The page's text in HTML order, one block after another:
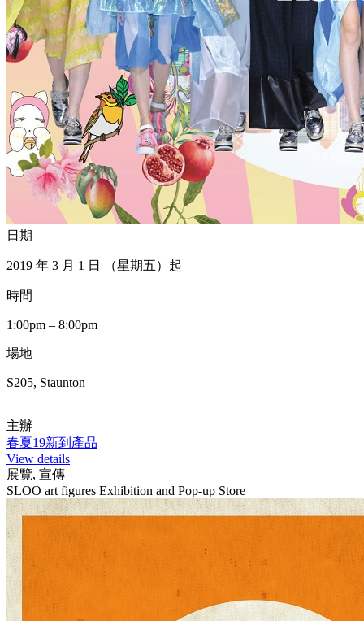
日期
2019 年 3 月 1 日 （星期五）起
時間
1:00pm – 8:00pm
場地
S205, Staunton
主辦
春夏19新到產品
View details
展覽, 宣傳
SLOO art figures Exhibition and Pop-up Store